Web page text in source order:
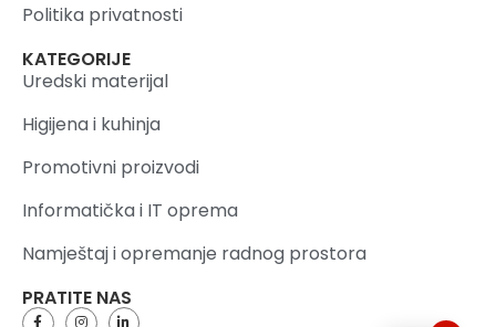
Politika privatnosti
KATEGORIJE
Uredski materijal
Higijena i kuhinja
Promotivni proizvodi
Informatička i IT oprema
Namještaj i opremanje radnog prostora
PRATITE NAS